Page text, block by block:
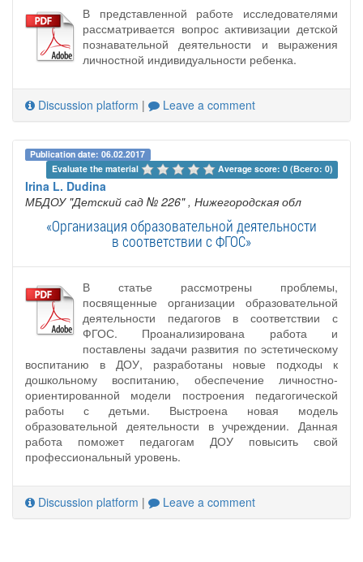
В представленной работе исследователями
рассматривается вопрос активизации детской
познавательной деятельности и выражения
личностной индивидуальности ребенка.
Discussion platform | Leave a comment
Publication date: 06.02.2017
Evaluate the material
Average score: 0 (Всего: 0)
Irina L. Dudina
МБДОУ "Детский сад № 226" , Нижегородская обл
«Организация образовательной деятельности
в соответствии с ФГОС»
В статье рассмотрены проблемы,
посвященные организации образовательной
деятельности педагогов в соответствии с
ФГОС. Проанализирована работа и
поставлены задачи развития по эстетическому
воспитанию в ДОУ, разработаны новые подходы к
дошкольному воспитанию, обеспечение личностно-
ориентированной модели построения педагогической
работы с детьми. Выстроена новая модель
образовательной деятельности в учреждении. Данная
работа поможет педагогам ДОУ повысить свой
профессиональный уровень.
Discussion platform | Leave a comment